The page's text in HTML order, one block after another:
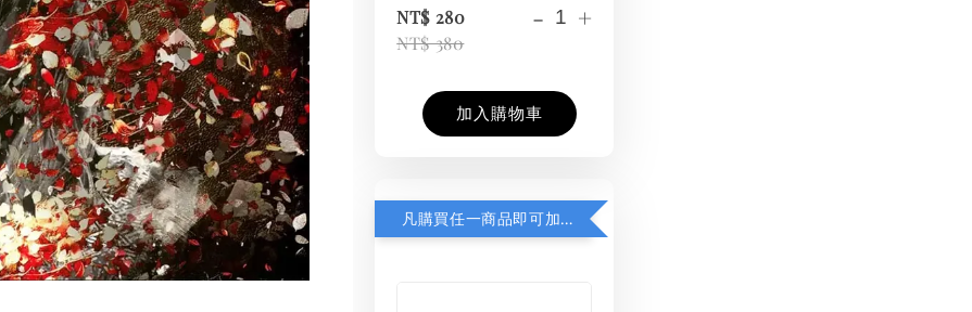
NT$ 280
NT$ 380
- +
加入購物車
凡購買任一商品即可加購 THT 九週年紀念 T-shirt